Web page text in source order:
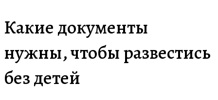
Какие документы
нужны, чтобы развестись
без детей